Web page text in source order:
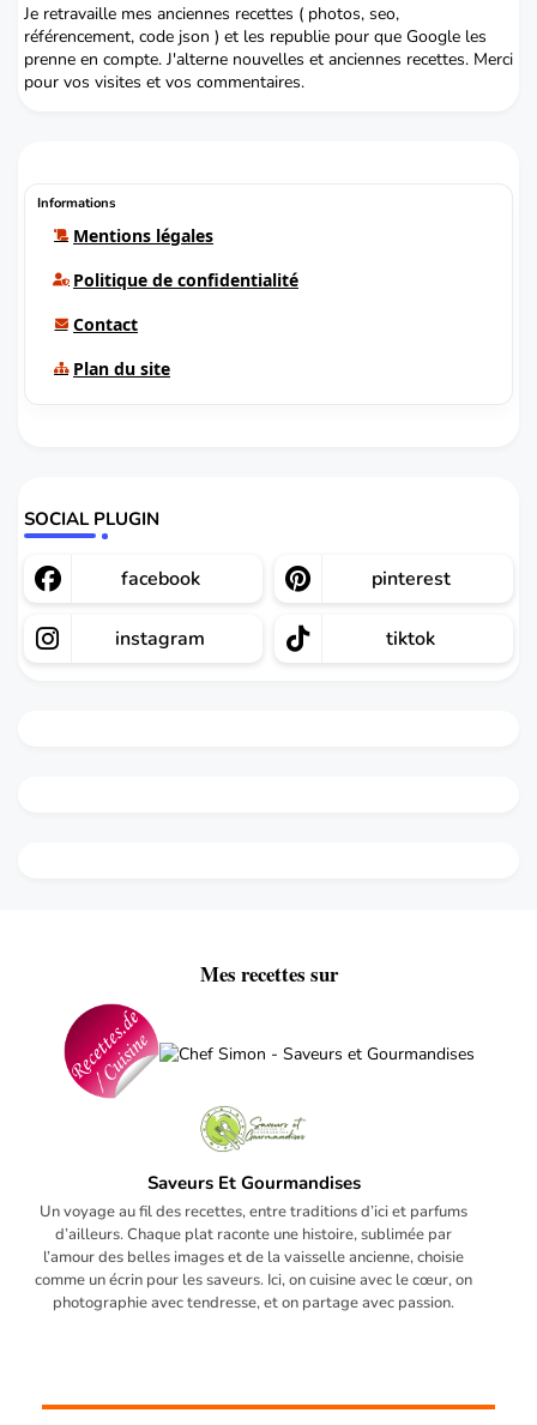
Je retravaille mes anciennes recettes ( photos, seo,
référencement, code json ) et les republie pour que Google les
prenne en compte. J'alterne nouvelles et anciennes recettes. Merci
pour vos visites et vos commentaires.
Informations
Mentions légales
Politique de confidentialité
Contact
Plan du site
SOCIAL PLUGIN
facebook pinterest
instagram tiktok
Mes recettes sur
Saveurs Et Gourmandises
Un voyage au fil des recettes, entre traditions d’ici et parfums
d’ailleurs. Chaque plat raconte une histoire, sublimée par
l’amour des belles images et de la vaisselle ancienne, choisie
comme un écrin pour les saveurs. Ici, on cuisine avec le cœur, on
photographie avec tendresse, et on partage avec passion.